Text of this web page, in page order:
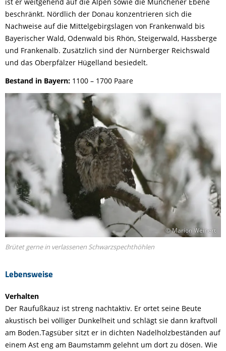
beschränkt. Nördlich der Donau konzentrieren sich die
Nachweise auf die Mittelgebirgslagen von Frankenwald bis
Bayerischer Wald, Odenwald bis Rhön, Steigerwald, Hassberge
und Frankenalb. Zusätzlich sind der Nürnberger Reichswald
und das Oberpfälzer Hügelland besiedelt.
Bestand in Bayern: 1100 – 1700 Paare
Lebensweise
© Marion Weinert
Brütet gerne in verlassenen Schwarzspechthöhlen
Verhalten
Der Raufußkauz ist streng nachtaktiv. Er ortet seine Beute
akustisch bei völliger Dunkelheit und schlägt sie dann kraftvoll
am Boden.Tagsüber sitzt er in dichten Nadelholzbeständen auf
einem Ast eng am Baumstamm gelehnt um dort zu dösen. Wie